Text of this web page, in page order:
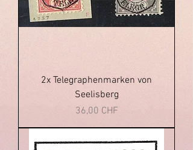
2x Telegraphenmarken von
Seelisberg
Prezzo
36,00 CHF